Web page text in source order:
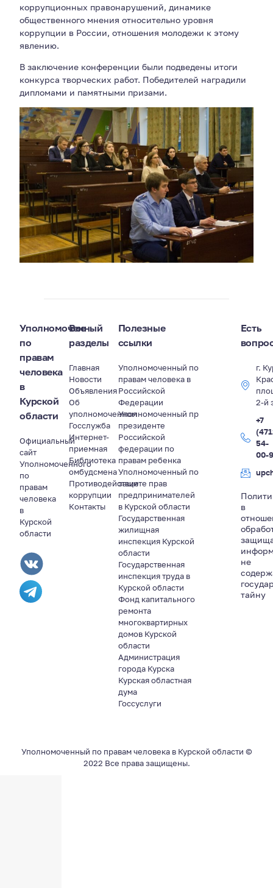
коррупционных правонарушений, динамике
общественного мнения относительно уровня
коррупции в России, отношения молодежи к этому
явлению.
В заключение конференции были подведены итоги
конкурса творческих работ. Победителей наградили
дипломами и памятными призами.
Уполномоченный
по
правам
человека
в
Курской
области
Официальный
сайт
Уполномоченного
по
правам
человека
в
Курской
области
Все
разделы
Главная
Новости
Объявления
Об
уполномоченном
Госслужба
Интернет-
приемная
Библиотека
омбудсмена
Противодействие
коррупции
Контакты
Полезные
ссылки
Уполномоченный по
правам человека в
Российской
Федерации
Уполномоченный пр
президенте
Российской
федерации по
правам ребенка
Уполномоченный по
защите прав
предпринимателей
в Курской области
Государственная
жилищная
инспекция Курской
области
Государственная
инспекция труда в
Курской области
Фонд капитального
ремонта
многоквартирных
домов Курской
области
Администрация
города Курска
Курская областная
дума
Госсуслуги
Есть
г.
2-й
+7
54-
00-
в
не
тайну
Уполномоченный по правам человека в Курской области ©
2022 Все права защищены.